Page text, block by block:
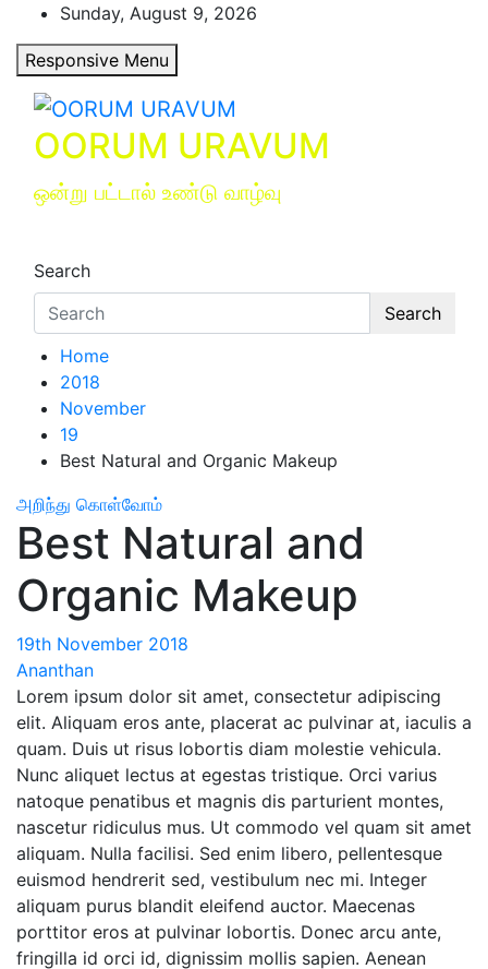
content
Sunday, August 9, 2026
Responsive Menu
OORUM URAVUM
ஒன்று பட்டால் உண்டு வாழ்வு
Search
Search
Home
2018
November
19
Best Natural and Organic Makeup
அறிந்து கொள்வோம்
Best Natural and
Organic Makeup
19th November 2018
Ananthan
Lorem ipsum dolor sit amet, consectetur adipiscing
elit. Aliquam eros ante, placerat ac pulvinar at, iaculis a
quam. Duis ut risus lobortis diam molestie vehicula.
Nunc aliquet lectus at egestas tristique. Orci varius
natoque penatibus et magnis dis parturient montes,
nascetur ridiculus mus. Ut commodo vel quam sit amet
aliquam. Nulla facilisi. Sed enim libero, pellentesque
euismod hendrerit sed, vestibulum nec mi. Integer
aliquam purus blandit eleifend auctor. Maecenas
porttitor eros at pulvinar lobortis. Donec arcu ante,
fringilla id orci id, dignissim mollis sapien. Aenean